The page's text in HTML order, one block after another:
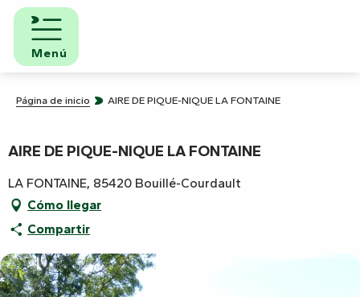
Aller
contenu
principal
Menú
Página de inicio AIRE DE PIQUE-NIQUE LA FONTAINE
AIRE DE PIQUE-NIQUE LA FONTAINE
LA FONTAINE, 85420 Bouillé-Courdault
Cómo llegar
Compartir